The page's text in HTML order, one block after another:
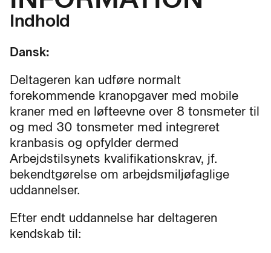
Indhold
Dansk:
Deltageren kan udføre normalt
forekommende kranopgaver med mobile
kraner med en løfteevne over 8 tonsmeter til
og med 30 tonsmeter med integreret
kranbasis og opfylder dermed
Arbejdstilsynets kvalifikationskrav, jf.
bekendtgørelse om arbejdsmiljøfaglige
uddannelser.
Efter endt uddannelse har deltageren
kendskab til: